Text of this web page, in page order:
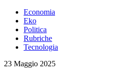
Economia
Eko
Politica
Rubriche
Tecnologia
23 Maggio 2025